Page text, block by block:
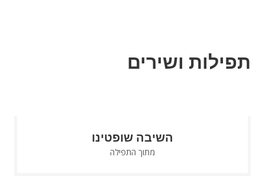
תפילות ושירים
השיבה שופטינו
מתוך התפילה